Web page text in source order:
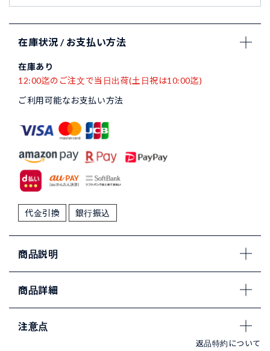
在庫状況 / お支払い方法
在庫あり
12:00迄のご注文で当日出荷(土日祝は10:00迄)
ご利用可能なお支払い方法
代金引換 銀行振込
商品説明
商品詳細
注意点
返品特約について